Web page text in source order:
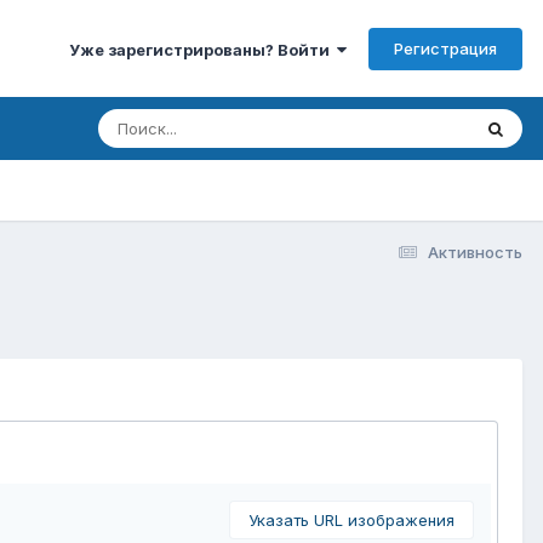
Уже зарегистрированы? Войти Регистрация
Активность
Указать URL изображения